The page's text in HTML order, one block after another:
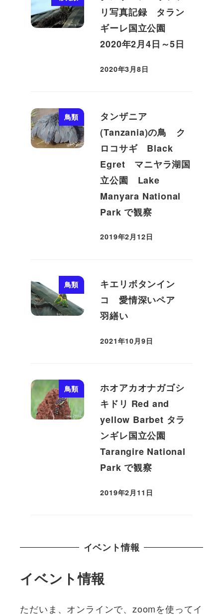
リ写真記録 タラン
ギーレ国立公園
2020年2月4日～5日
投稿日
2020年3月8日
鳥類
タンザニア
(Tanzania)の鳥 ク
ロコサギ Black
Egret マニヤラ湖国
立公園 Lake
Manyara National
Park で観察
投稿日
2019年2月12日
鳥類
キエリボタンイン
コ 愛情深いペア
羽繕い
投稿日
2021年10月9日
鳥類
ホオアカオナガゴシ
キドリ Red and
yellow Barbet タラ
ンギレ国立公園
Tarangire National
Park で観察
投稿日
2019年2月11日
イベント情報
イベント情報
ただいま、オンラインで、zoomを使ってイ